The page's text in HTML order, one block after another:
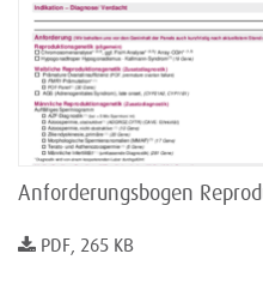
Anforderungsbogen
PDF, 265 KB